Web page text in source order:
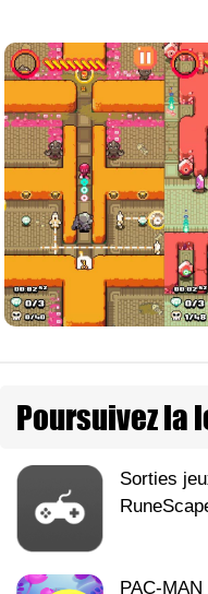
Poursuivez la
Sorties
PAC-